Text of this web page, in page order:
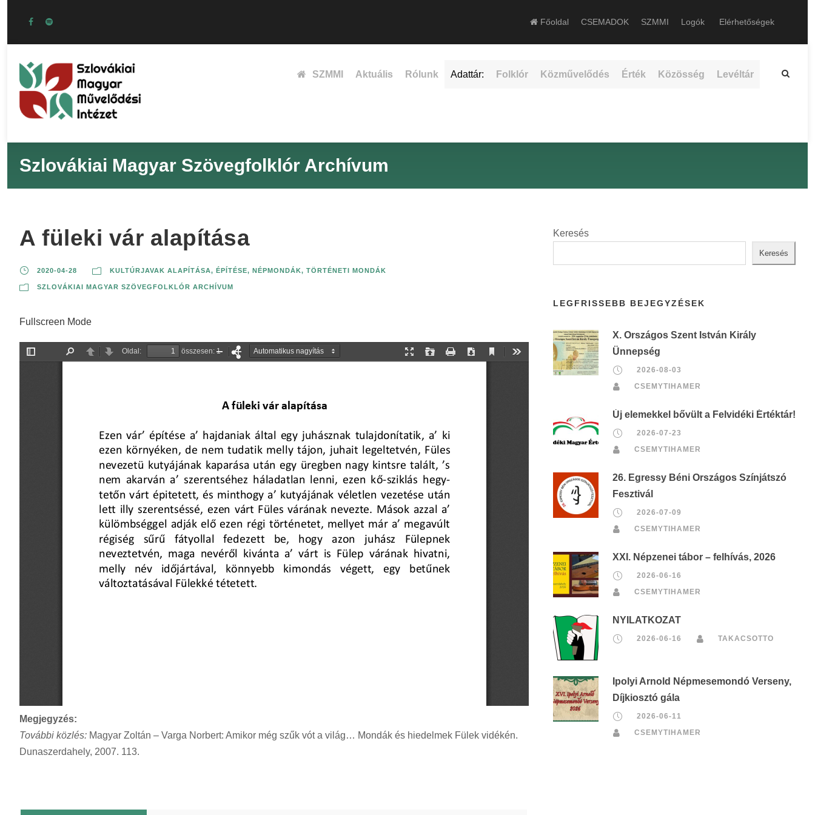
Főoldal CSEMADOK SZMMI Logók Elérhetőségek
SZMMI Aktuális Rólunk Adattár: Folklór Közművelődés Érték Közösség Levéltár
Szlovákiai Magyar Szövegfolklór Archívum
A füleki vár alapítása
2020-04-28 KULTÚRJAVAK ALAPÍTÁSA, ÉPÍTÉSE, NÉPMONDÁK, TÖRTÉNETI MONDÁK
SZLOVÁKIAI MAGYAR SZÖVEGFOLKLÓR ARCHÍVUM
Fullscreen Mode
Megjegyzés:
További közlés: Magyar Zoltán – Varga Norbert: Amikor még szűk vót a világ… Mondák és hiedelmek Fülek vidékén.
Dunaszerdahely, 2007. 113.
Keresés
Keresés
LEGFRISSEBB BEJEGYZÉSEK
X. Országos Szent István Király
Ünnepség
2026-08-03
CSEMYTIHAMER
Új elemekkel bővült a Felvidéki Értéktár!
2026-07-23
CSEMYTIHAMER
26. Egressy Béni Országos Színjátszó
Fesztivál
2026-07-09
CSEMYTIHAMER
XXI. Népzenei tábor – felhívás, 2026
2026-06-16
CSEMYTIHAMER
NYILATKOZAT
2026-06-16 TAKACSOTTO
Ipolyi Arnold Népmesemondó Verseny,
Díjkiosztó gála
2026-06-11
CSEMYTIHAMER